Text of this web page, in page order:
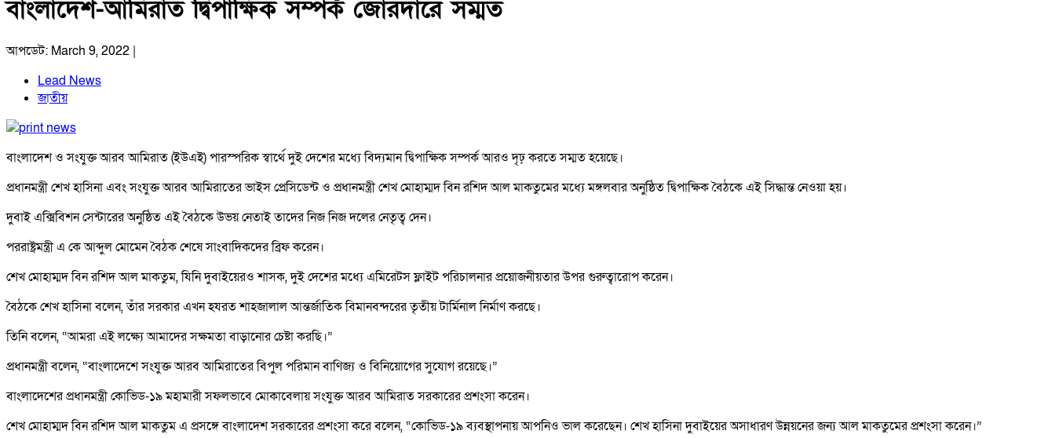
বাংলাদেশ-আমিরাত দ্বিপাক্ষিক সম্পর্ক জোরদারে সম্মত
আপডেট: March 9, 2022 |
Lead News
জাতীয়
বাংলাদেশ ও সংযুক্ত আরব আমিরাত (ইউএই) পারস্পরিক স্বার্থে দুই দেশের মধ্যে বিদ্যমান দ্বিপাক্ষিক সম্পর্ক আরও দৃঢ় করতে সম্মত হয়েছে।
প্রধানমন্ত্রী শেখ হাসিনা এবং সংযুক্ত আরব আমিরাতের ভাইস প্রেসিডেন্ট ও প্রধানমন্ত্রী শেখ মোহাম্মদ বিন রশিদ আল মাকতুমের মধ্যে মঙ্গলবার অনুষ্ঠিত দ্বিপাক্ষিক বৈঠকে এই সিদ্ধান্ত নেওয়া হয়।
দুবাই এক্সিবিশন সেন্টারের অনুষ্ঠিত এই বৈঠকে উভয় নেতাই তাদের নিজ নিজ দলের নেতৃত্ব দেন।
পররাষ্ট্রমন্ত্রী এ কে আব্দুল মোমেন বৈঠক শেষে সাংবাদিকদের ব্রিফ করেন।
শেখ মোহাম্মদ বিন রশিদ আল মাকতুম, যিনি দুবাইয়েরও শাসক, দুই দেশের মধ্যে এমিরেটস ফ্লাইট পরিচালনার প্রয়োজনীয়তার উপর গুরুত্বারোপ করেন।
বৈঠকে শেখ হাসিনা বলেন, তাঁর সরকার এখন হযরত শাহজালাল আন্তর্জাতিক বিমানবন্দরের তৃতীয় টার্মিনাল নির্মাণ করছে।
তিনি বলেন, “আমরা এই লক্ষ্যে আমাদের সক্ষমতা বাড়ানোর চেষ্টা করছি।”
প্রধানমন্ত্রী বলেন, “বাংলাদেশে সংযুক্ত আরব আমিরাতের বিপুল পরিমান বাণিজ্য ও বিনিয়োগের সুযোগ রয়েছে।”
বাংলাদেশের প্রধানমন্ত্রী কোভিড-১৯ মহামারী সফলভাবে মোকাবেলায় সংযুক্ত আরব আমিরাত সরকারের প্রশংসা করেন।
শেখ মোহাম্মদ বিন রশিদ আল মাকতুম এ প্রসঙ্গে বাংলাদেশ সরকারের প্রশংসা করে বলেন, “কোভিড-১৯ ব্যবস্থাপনায় আপনিও ভাল করেছেন। শেখ হাসিনা দুবাইয়ের অসাধারণ উন্নয়নের জন্য আল মাকতুমের প্রশংসা করেন।”